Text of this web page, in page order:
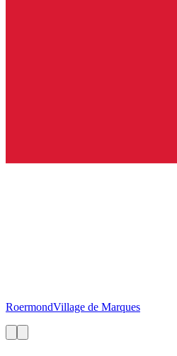
RoermondVillage de Marques